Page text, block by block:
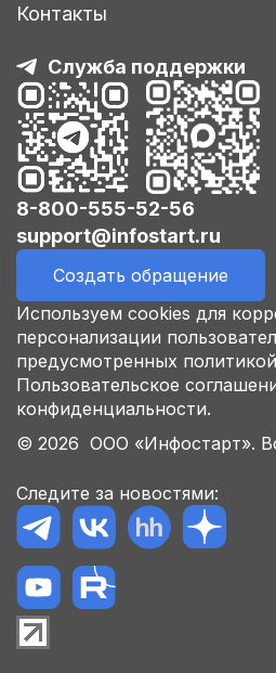
Контакты
Служба поддержки
8-800-555-52-56
support@infostart.ru
Создать обращение
Используем cookies для
персонализации
предусмотренных
Пользовательское
конфиденциальности.
© 2026 ООО «Инфостарт».
Следите за новостями: